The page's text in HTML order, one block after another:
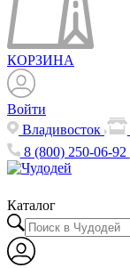
КОРЗИНА
Войти
Владивосток
8 (800) 250-06-92
Каталог